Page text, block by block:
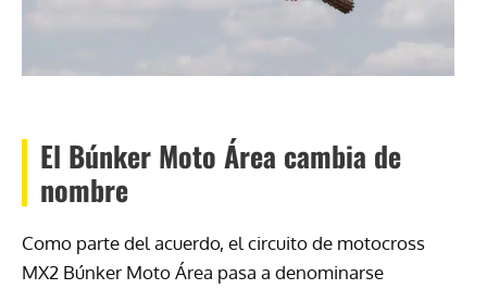
El Búnker Moto Área cambia de
nombre
Como parte del acuerdo, el circuito de motocross
MX2 Búnker Moto Área pasa a denominarse